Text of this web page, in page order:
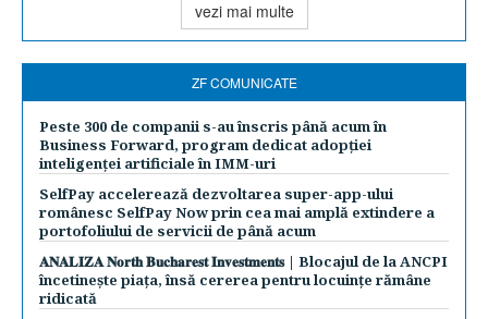
vezi mai multe
ZF COMUNICATE
Peste 300 de companii s-au înscris până acum în
Business Forward, program dedicat adopției
inteligenței artificiale în IMM-uri
SelfPay accelerează dezvoltarea super-app-ului
românesc SelfPay Now prin cea mai amplă extindere a
portofoliului de servicii de până acum
𝐀𝐍𝐀𝐋𝐈𝐙𝐀 𝐍𝐨𝐫𝐭𝐡 𝐁𝐮𝐜𝐡𝐚𝐫𝐞𝐬𝐭 𝐈𝐧𝐯𝐞𝐬𝐭𝐦𝐞𝐧𝐭𝐬 | Blocajul de la ANCPI
încetinește piața, însă cererea pentru locuințe rămâne
ridicată